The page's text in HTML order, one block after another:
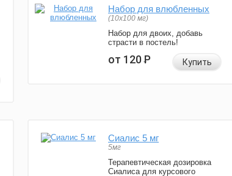
Набор для влюбленных
(10х100 мг)
Набор для двоих, добавь
страсти в постель!
от 120Р Купить
Сиалис 5 мг
5мг
Терапевтическая дозировка
Сиалиса для курсового